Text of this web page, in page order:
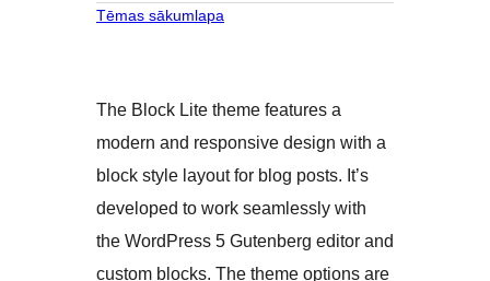
Tēmas sākumlapa
The Block Lite theme features a
modern and responsive design with a
block style layout for blog posts. It’s
developed to work seamlessly with
the WordPress 5 Gutenberg editor and
custom blocks. The theme options are